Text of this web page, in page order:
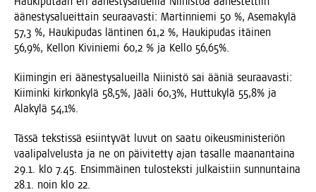
äänes­ty­sa­lueit­tain seu­raa­vas­ti: Mar­tin­nie­mi 50 %, Ase­ma­ky­lä
57,3 %, Hau­ki­pu­das län­ti­nen 61,2 %, Hau­ki­pu­das itäi­nen
56,9%, Kel­lon Kivi­nie­mi 60,2 % ja Kel­lo 56,65%.
Kii­min­gin eri äänes­ty­sa­lueil­la Nii­nis­tö sai ääniä seu­raa­vas­ti:
Kii­min­ki kir­kon­ky­lä 58,5%, Jää­li 60,3%, Hut­tu­ky­lä 55,8% ja
Ala­ky­lä 54,1%.
Täs­sä teks­tis­sä esiin­ty­vät luvut on saa­tu oikeus­mi­nis­te­riön
vaa­li­pal­ve­lus­ta ja ne on päi­vi­tet­ty ajan tasal­le maa­nan­tai­na
29.1. klo 7.45. Ensim­mäi­nen tulos­teks­ti jul­kais­tiin sun­nun­tai­na
28.1. noin klo 22.